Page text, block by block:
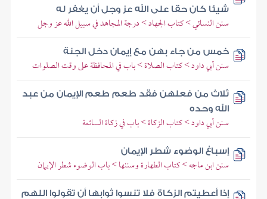
شيئا كان حقا على الله عز وجل أن يغفر له
سنن النسائي > كتاب الجهاد > درجة المجاهد في سبيل الله عز وجل
خمس من جاء بهن مع إيمان دخل الجنة
سنن أبي داود > كتاب الصلاة > باب في المحافظة على وقت الصلوات
ثلاث من فعلهن فقد طعم طعم الإيمان من عبد
الله وحده
سنن أبي داود > كتاب الزكاة > باب في زكاة السائمة
إسباغ الوضوء شطر الإيمان
سنن ابن ماجه > كتاب الطهارة وسننها > باب الوضوء شطر الإيمان
إذا أعطيتم الزكاة فلا تنسوا ثوابها أن تقولوا اللهم